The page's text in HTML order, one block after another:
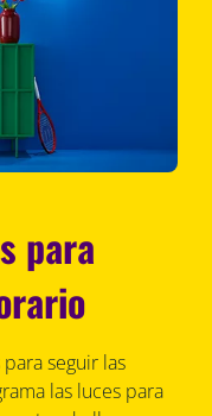
para
seguir las
las luces para